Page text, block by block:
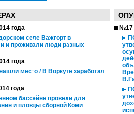
года
селе Важгорт в
и проживали люди разных
года
место / В Воркуте заработал
года
бассейне провели для
и пловцы сборной Коми
№17